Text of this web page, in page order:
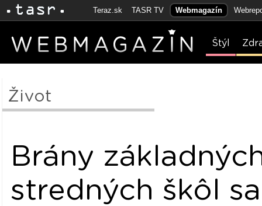
Teraz.sk TASR TV Webmagazín
Štýl
Život
Brány
stredných škôl